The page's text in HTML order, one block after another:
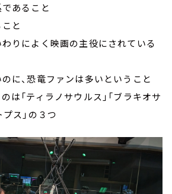
あること
と
りによく映画の主役にされている
に、恐竜ファンは多いということ
「ティラノサウルス」「ブラキオサ
プス」の３つ